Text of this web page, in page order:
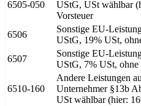
6505-050
UStG, USt wählbar
Vorsteuer
6506
Sonstige EU-
UStG, 19% USt,
6507
Sonstige EU-
UStG, 7% USt, ohne
6510-160
Andere Leistungen
Unternehmer §13b
USt wählbar (hier: